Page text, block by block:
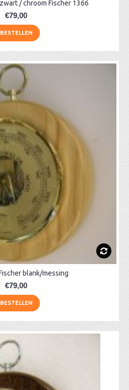
/ chroom Fischer 1366
€79,00
BESTELLEN
blank/messing
€79,00
BESTELLEN